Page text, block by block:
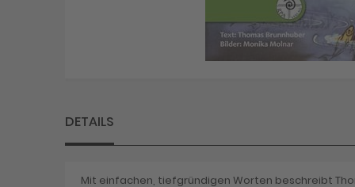
of
images
DETAILS
Mit einfachen, tiefgründigen Worten beschreibt